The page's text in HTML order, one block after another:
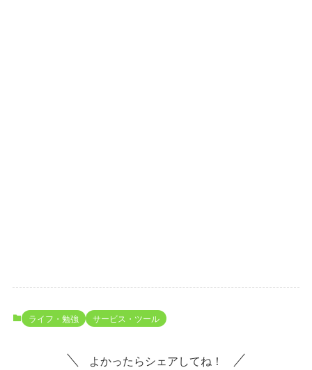
ライフ・勉強 サービス・ツール
よかったらシェアしてね！